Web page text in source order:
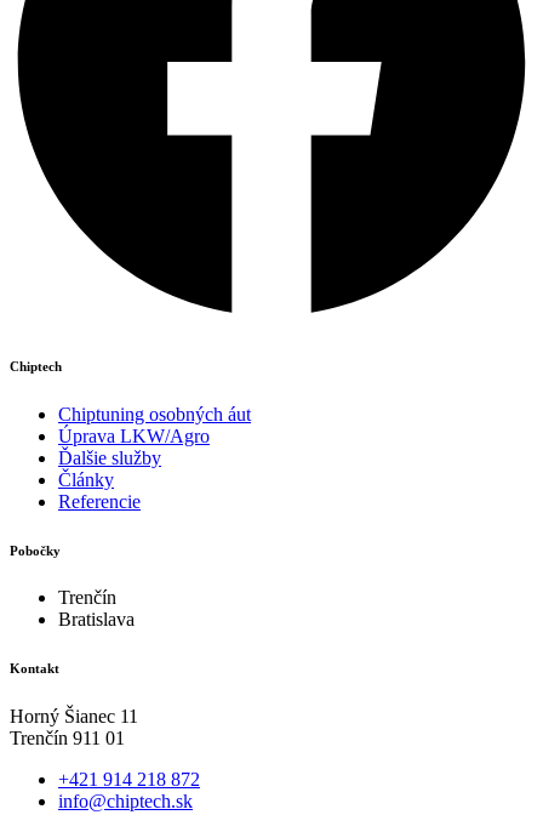
Chiptech
Chiptuning osobných áut
Úprava LKW/Agro
Ďalšie služby
Články
Referencie
Pobočky
Trenčín
Bratislava
Kontakt
Horný Šianec 11
Trenčín 911 01
+421 914 218 872
info@chiptech.sk